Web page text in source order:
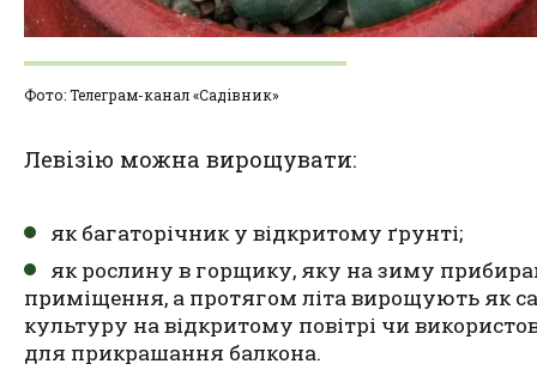
Фото: Телеграм-канал «Садівник»
Левізію можна вирощувати:
як багаторічник у відкритому ґрунті;
як рослину в горщику, яку на зиму
приміщення, а протягом літа вирощують як
культуру на відкритому повітрі чи
для прикрашання балкона.